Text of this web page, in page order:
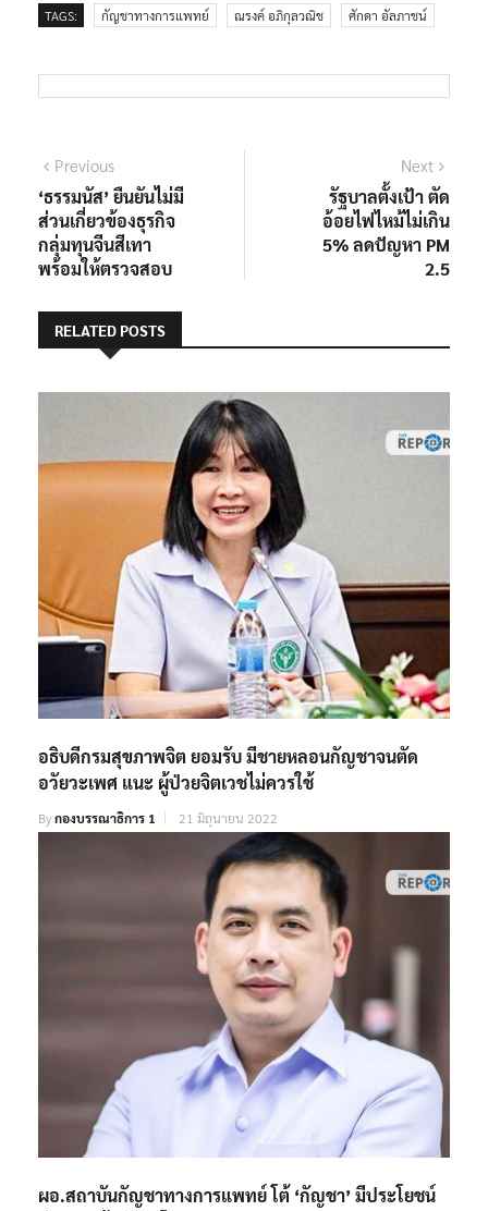
TAGS: กัญชาทางการแพทย์ ณรงค์ อภิกุลวณิช ศักดา อัลภาชน์
แนะแนว
เรื่อง
PreviousPrevious
post:
‘ธรรมนัส’ ยืนยันไม่มี
ส่วนเกี่ยวข้องธุรกิจ
กลุ่มทุนจีนสีเทา
พร้อมให้ตรวจสอบ
Next
รัฐบาลตั้งเป้า ตัด
อ้อยไฟไหม้ไม่เกิน
5% ลดปัญหา PM
2.5
RELATED POSTS
อธิบดีกรมสุขภาพจิต ยอมรับ มีชายหลอนกัญชาจนตัด
อวัยวะเพศ แนะ ผู้ป่วยจิตเวชไม่ควรใช้
Byกองบรรณาธิการ 1 21 มิถุนายน 2022
ผอ.สถาบันกัญชาทางการแพทย์ โต้ ‘กัญชา’ มีประโยชน์